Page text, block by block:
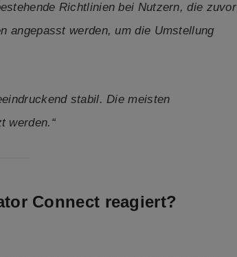
Richtlinien bei Nutzern, die zuvor
angepasst werden, um die Umstellung
stabil. Die meisten
werden.“
Connect reagiert?